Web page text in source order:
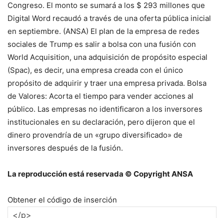
Congreso. El monto se sumará a los $ 293 millones que
Digital Word recaudó a través de una oferta pública inicial
en septiembre. (ANSA) El plan de la empresa de redes
sociales de Trump es salir a bolsa con una fusión con
World Acquisition, una adquisición de propósito especial
(Spac), es decir, una empresa creada con el único
propósito de adquirir y traer una empresa privada. Bolsa
de Valores: Acorta el tiempo para vender acciones al
público. Las empresas no identificaron a los inversores
institucionales en su declaración, pero dijeron que el
dinero provendría de un «grupo diversificado» de
inversores después de la fusión.
La reproducción está reservada © Copyright ANSA
Obtener el código de inserción